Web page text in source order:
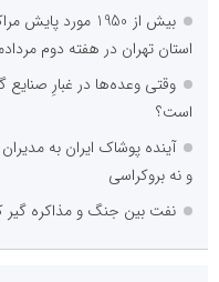
بیش از 1950
استان تهران در هفته دوم
وقتی وعده‌ها در غبارِ صنایع
است؟
آینده پوشاک ایران به
و نه بروکراسی
نفت بین جنگ و مذاکره گیر